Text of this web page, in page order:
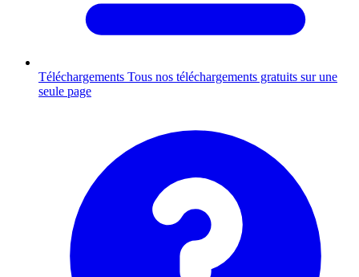
Téléchargements Tous nos téléchargements gratuits sur une
seule page